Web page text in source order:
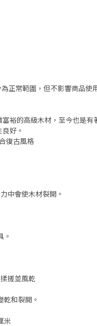
正常範圍，但不影響商品使
裕的高級木材，至今也是有
好。
復古風格
中會使木材裂開。
。
搓並風乾
乾和裂開。
米